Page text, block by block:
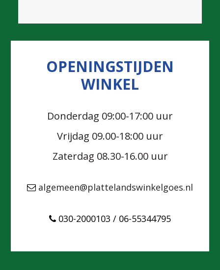
OPENINGSTIJDEN
WINKEL
Donderdag 09:00-17:00 uur
Vrijdag 09.00-18:00 uur
Zaterdag 08.30-16.00 uur
algemeen@plattelandswinkelgoes.nl
030-2000103 / 06-55344795